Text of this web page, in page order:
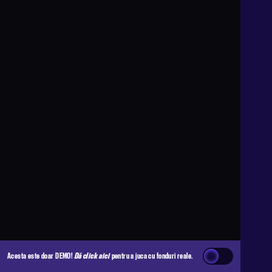
Acesta este doar DEMO!Dă click aicipentru a juca cu fonduri reale.